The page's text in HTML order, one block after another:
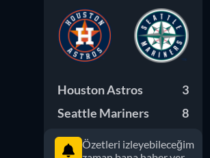
Houston Astros
3
Seattle Mariners
8
Özetleri izleyebileceğim